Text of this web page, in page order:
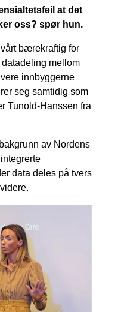
at det
oss? spør hun.
bærekraftig for
mellom
innbyggerne
seg samtidig som
Tunold-Hanssen fra
av Nordens
data deles på tvers